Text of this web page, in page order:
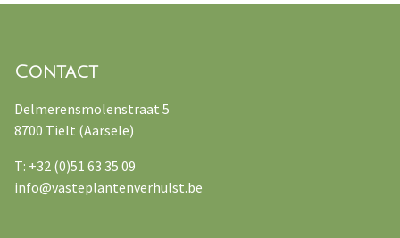
Contact
Delmerensmolenstraat 5
8700 Tielt (Aarsele)
T: +32 (0)51 63 35 09
info@vasteplantenverhulst.be